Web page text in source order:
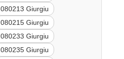
080213 Giurgiu
080215 Giurgiu
080233 Giurgiu
080235 Giurgiu